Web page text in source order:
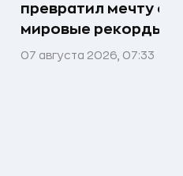
превратил мечту о
мировые рекорды и
07 августа 2026, 07:33